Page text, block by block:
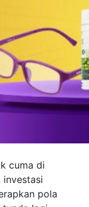
cuma di
investasi
pola